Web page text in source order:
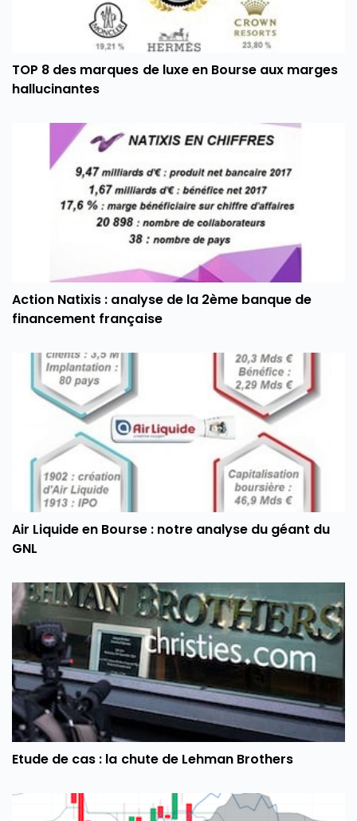
TOP 8 des marques de luxe en Bourse aux marges
hallucinantes
Action Natixis : analyse de la 2ème banque de
financement française
Air Liquide en Bourse : notre analyse du géant du
GNL
Etude de cas : la chute de Lehman Brothers